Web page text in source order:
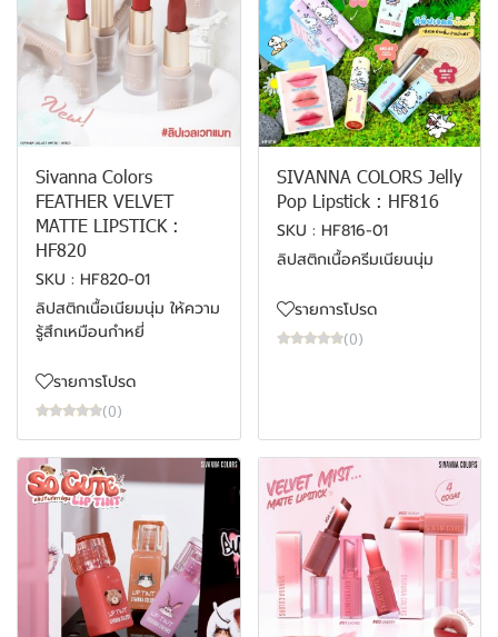
Sivanna Colors
FEATHER VELVET
MATTE LIPSTICK :
HF820
SKU : HF820-01
ลิปสติกเนื้อเนียมนุ่ม ให้ความ
รู้สึกเหมือนกำหยี่
รายการโปรด
(0)
SIVANNA COLORS Jelly
Pop Lipstick : HF816
SKU : HF816-01
ลิปสติกเนื้อครีมเนียนนุ่ม
รายการโปรด
(0)